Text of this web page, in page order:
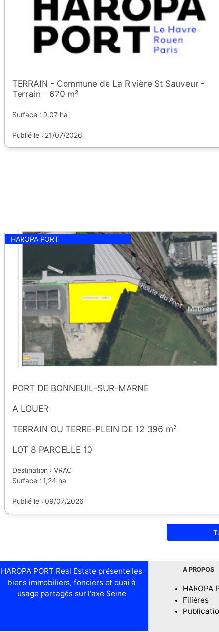
TERRAIN - Commune de La Rivière St Sauveur -
Terrain - 670 m²
Surface : 0,07 ha
Publié le : 21/07/2026
HAROPA PORT
PORT DE BONNEUIL-SUR-MARNE
A LOUER
TERRAIN OU TERRE-PLEIN DE 12 396 m²
LOT 8 PARCELLE 10
Destination : VRAC
Surface : 1,24 ha
Publié le : 09/07/2026
HAROPA PORT Real Estate présente les
biens immobiliers, fonciers et quai à
usage partagés sur l'axe Seine
A PROPOS
HAROPA
Filières